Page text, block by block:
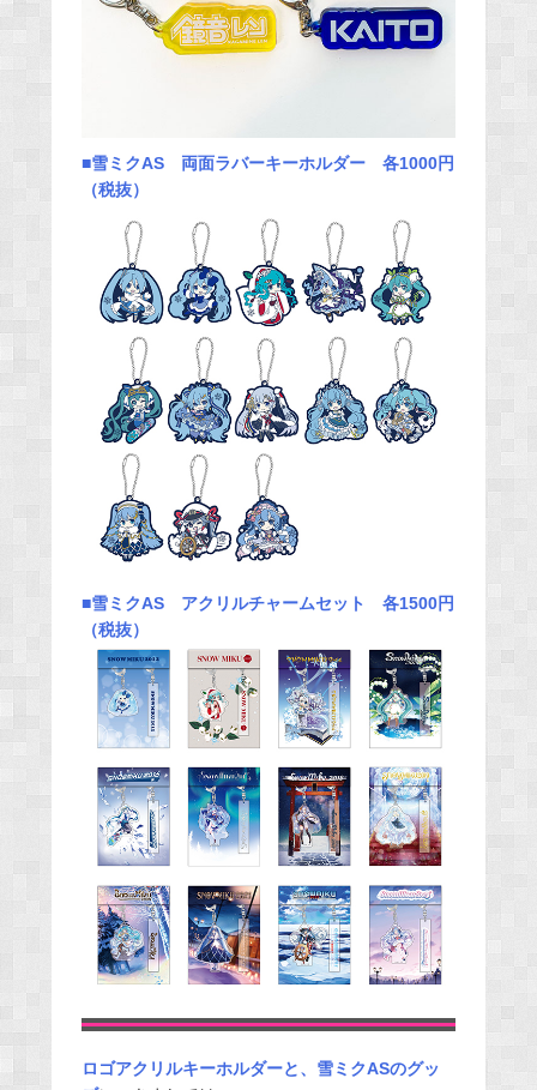
■雪ミクAS 両面ラバーキーホルダー 各1000円
（税抜）
■雪ミクAS アクリルチャームセット 各1500円
（税抜）
ロゴアクリルキーホルダーと、雪ミクASのグッ